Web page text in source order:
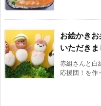
お絵かき
いただきま
赤組さんと白
応援団！を作